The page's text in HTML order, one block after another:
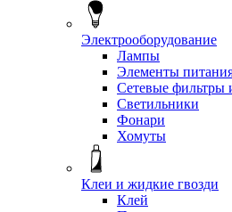
Электрооборудование
Лампы
Элементы
Сетевые фильтры
Светильники
Фонари
Хомуты
Клеи и жидкие гвозди
Клей